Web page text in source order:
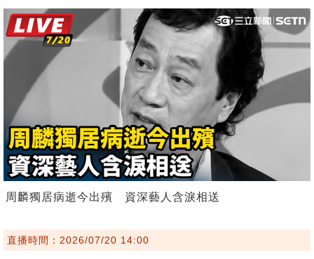
周麟獨居病逝今出殯 資深藝人含淚相送
直播時間：2026/07/20 14:00